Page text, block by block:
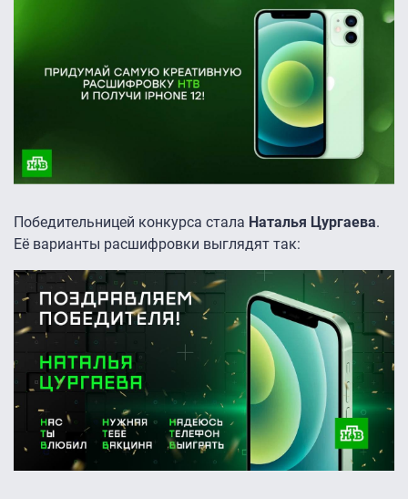
Победительницей конкурса стала Наталья Цургаева.
Её варианты расшифровки выглядят так: